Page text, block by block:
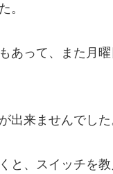
。
あって、また月
出来ませんでした
と、スイッチを